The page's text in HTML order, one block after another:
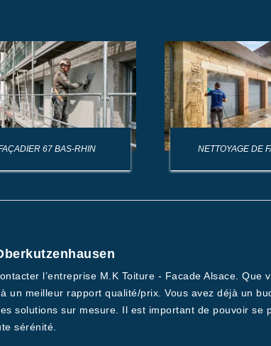
67 BAS-RHIN NETTOYAGE DE
l’entreprise M.K Toiture - Facade Alsace. Que
un meilleur rapport qualité/prix. Vous avez déjà un
solutions sur mesure. Il est important de pouvoir se
sérénité.